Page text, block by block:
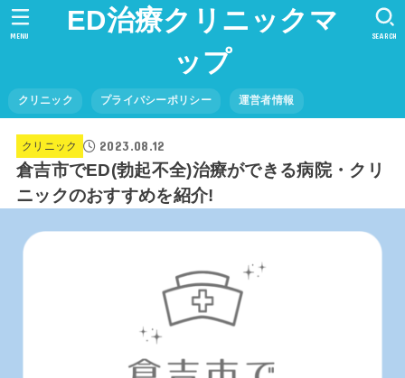
ED治療クリニックマ
ップ
クリニック プライバシーポリシー 運営者情報
SEARCH
MENU
クリニック 2023.08.12
倉吉市でED(勃起不全)治療ができる病院・クリ
ニックのおすすめを紹介!